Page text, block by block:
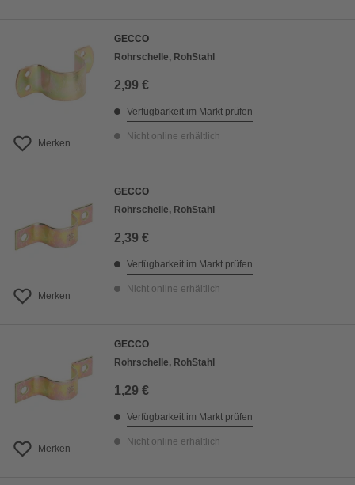
Merken
GECCO
Rohrschelle, RohStahl
2,99 €
Verfügbarkeit im Markt prüfen
Nicht online erhältlich
Merken
GECCO
Rohrschelle, RohStahl
2,39 €
Verfügbarkeit im Markt prüfen
Nicht online erhältlich
Merken
GECCO
Rohrschelle, RohStahl
1,29 €
Verfügbarkeit im Markt prüfen
Nicht online erhältlich